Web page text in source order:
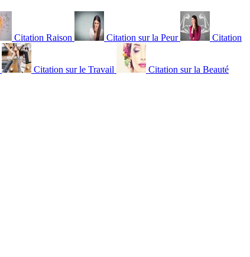
Citation Raison Citation sur la Peur Citation
Citation sur le Travail Citation sur la Beauté